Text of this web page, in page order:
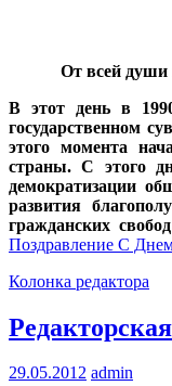
От всей души
В этот день в
государственном
этого момента
страны. С этого
демократизации
развития
гражданских
Поздравление С
Колонка редактора
29.05.2012 admin